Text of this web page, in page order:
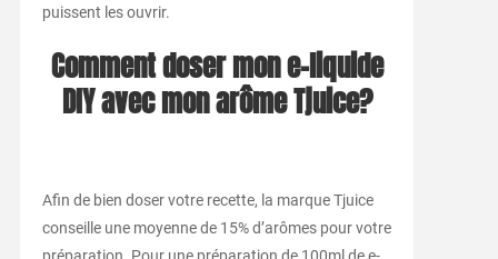
puissent les ouvrir.
Comment doser mon e-liquide
DIY avec mon arôme Tjuice?
Afin de bien doser votre recette, la marque Tjuice
conseille une moyenne de 15% d’arômes pour votre